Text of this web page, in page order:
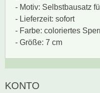
- Motiv: Selbstbausatz
- Lieferzeit: sofort
- Farbe: coloriertes
- Größe: 7 cm
Produktrezensionen.
KONTO